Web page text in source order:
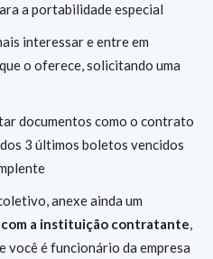
a portabilidade especial
interessar e entre em
o oferece, solicitando uma
documentos como o contrato
3 últimos boletos vencidos
anexe ainda um
a instituição contratante,
você é funcionário da empresa